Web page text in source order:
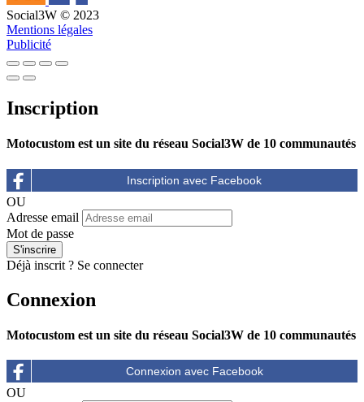
Social3W © 2023
Mentions légales
Publicité
Inscription
Motocustom est un site du réseau Social3W de 10 communautés
OU
Adresse email
Mot de passe
Déjà inscrit ? Se connecter
Connexion
Motocustom est un site du réseau Social3W de 10 communautés
OU